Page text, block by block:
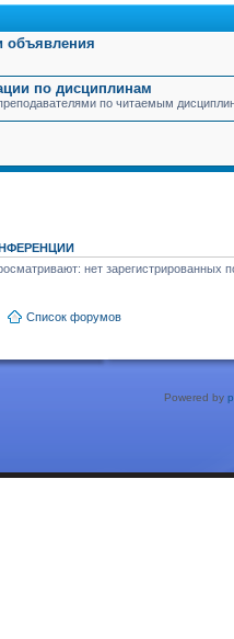
объявления
по дисциплинам
по читаемым
нет зарегистрированных
Список форумов
Powered by